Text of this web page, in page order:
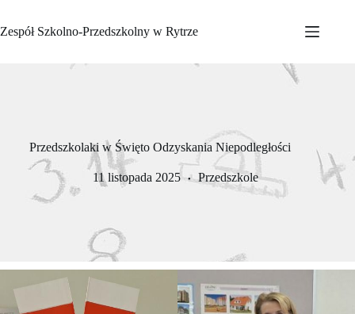
treści
Zespół Szkolno-Przedszkolny w Rytrze
Przedszkolaki w Święto Odzyskania Niepodległości
11 listopada 2025 Przedszkole